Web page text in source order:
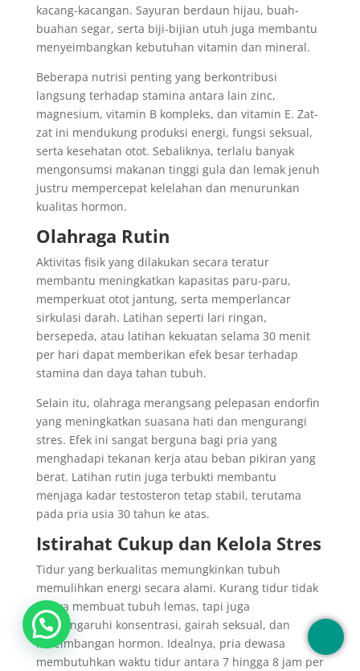
kacang-kacangan. Sayuran berdaun hijau, buah-
buahan segar, serta biji-bijian utuh juga membantu
menyeimbangkan kebutuhan vitamin dan mineral.
Beberapa nutrisi penting yang berkontribusi
langsung terhadap stamina antara lain zinc,
magnesium, vitamin B kompleks, dan vitamin E. Zat-
zat ini mendukung produksi energi, fungsi seksual,
serta kesehatan otot. Sebaliknya, terlalu banyak
mengonsumsi makanan tinggi gula dan lemak jenuh
justru mempercepat kelelahan dan menurunkan
kualitas hormon.
Olahraga Rutin
Aktivitas fisik yang dilakukan secara teratur
membantu meningkatkan kapasitas paru-paru,
memperkuat otot jantung, serta memperlancar
sirkulasi darah. Latihan seperti lari ringan,
bersepeda, atau latihan kekuatan selama 30 menit
per hari dapat memberikan efek besar terhadap
stamina dan daya tahan tubuh.
Selain itu, olahraga merangsang pelepasan endorfin
yang meningkatkan suasana hati dan mengurangi
stres. Efek ini sangat berguna bagi pria yang
menghadapi tekanan kerja atau beban pikiran yang
berat. Latihan rutin juga terbukti membantu
menjaga kadar testosteron tetap stabil, terutama
pada pria usia 30 tahun ke atas.
Istirahat Cukup dan Kelola Stres
Tidur yang berkualitas memungkinkan tubuh
memulihkan energi secara alami. Kurang tidur tidak
hanya membuat tubuh lemas, tapi juga
memengaruhi konsentrasi, gairah seksual, dan
keseimbangan hormon. Idealnya, pria dewasa
membutuhkan waktu tidur antara 7 hingga 8 jam per